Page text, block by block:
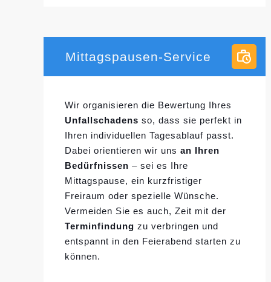
Mittagspausen-Service
Wir organisieren die Bewertung Ihres
Unfallschadens so, dass sie perfekt in
Ihren individuellen Tagesablauf passt.
Dabei orientieren wir uns an Ihren
Bedürfnissen – sei es Ihre
Mittagspause, ein kurzfristiger
Freiraum oder spezielle Wünsche.
Vermeiden Sie es auch, Zeit mit der
Terminfindung zu verbringen und
entspannt in den Feierabend starten zu
können.